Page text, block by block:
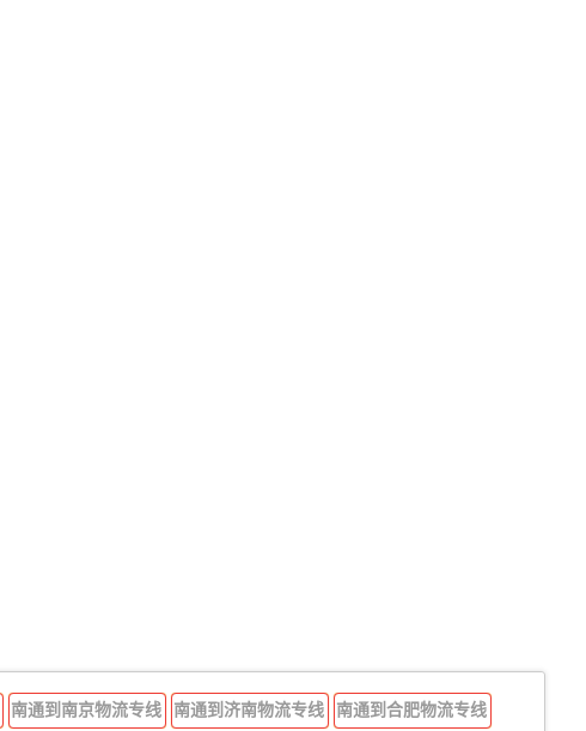
南通到南京物流专线 南通到济南物流专线 南通到合肥物流专线